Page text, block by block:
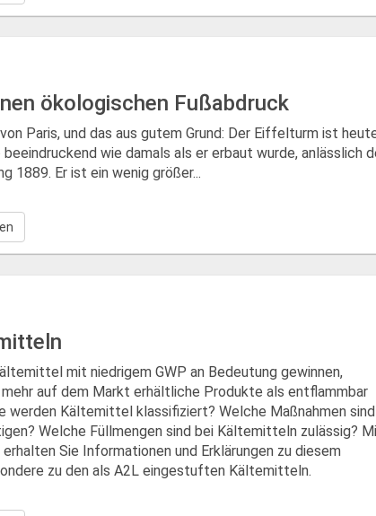
ökologischen Fußabdruck
Paris, und das aus gutem Grund: Der Eiffelturm ist
wie damals als er erbaut wurde, anlässlich
1889. Er ist ein wenig größer...
mit niedrigem GWP an Bedeutung gewinnen,
auf dem Markt erhältliche Produkte als entflammbar
werden Kältemittel klassifiziert? Welche Maßnahmen sind
Welche Füllmengen sind bei Kältemitteln zulässig?
Sie Informationen und Erklärungen zu diesem
zu den als A2L eingestuften Kältemitteln.